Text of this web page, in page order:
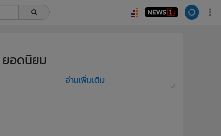
ยอดนิยม
อ่านเพิ่มเติม